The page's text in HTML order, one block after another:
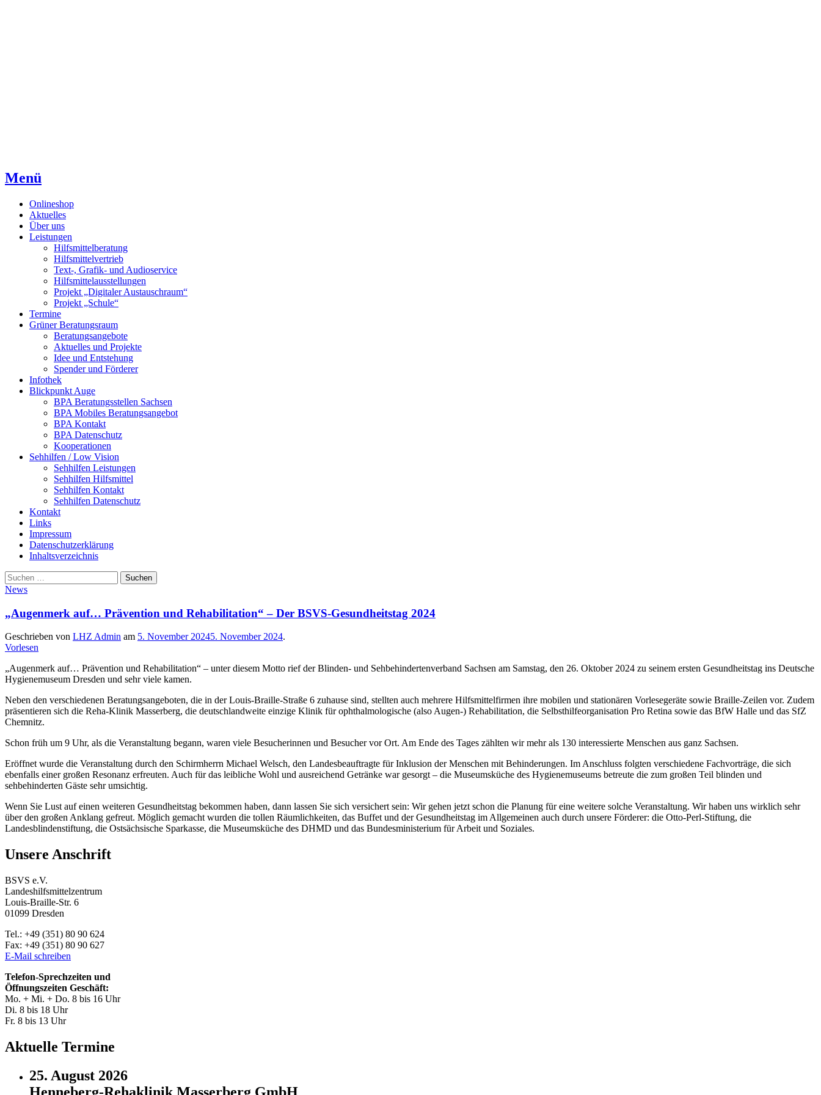
Menü
Onlineshop
Aktuelles
Über uns
Leistungen
Hilfsmittelberatung
Hilfsmittelvertrieb
Text-, Grafik- und Audioservice
Hilfsmittelausstellungen
Projekt „Digitaler Austauschraum“
Projekt „Schule“
Termine
Grüner Beratungsraum
Beratungsangebote
Aktuelles und Projekte
Idee und Entstehung
Spender und Förderer
Infothek
Blickpunkt Auge
BPA Beratungsstellen Sachsen
BPA Mobiles Beratungsangebot
BPA Kontakt
BPA Datenschutz
Kooperationen
Sehhilfen / Low Vision
Sehhilfen Leistungen
Sehhilfen Hilfsmittel
Sehhilfen Kontakt
Sehhilfen Datenschutz
Kontakt
Links
Impressum
Datenschutzerklärung
Inhaltsverzeichnis
Suche
Suchen
nach:
News
„Augenmerk auf… Prävention und Rehabilitation“ – Der BSVS-Gesundheitstag 2024
Geschrieben von LHZ Admin am 5. November 20245. November 2024.
Vorlesen
„Augenmerk auf… Prävention und Rehabilitation“ – unter diesem Motto rief der Blinden- und Sehbehindertenverband Sachsen am Samstag, den 26. Oktober 2024 zu seinem ersten Gesundheitstag ins Deutsche
Hygienemuseum Dresden und sehr viele kamen.
Neben den verschiedenen Beratungsangeboten, die in der Louis-Braille-Straße 6 zuhause sind, stellten auch mehrere Hilfsmittelfirmen ihre mobilen und stationären Vorlesegeräte sowie Braille-Zeilen vor. Zudem
präsentieren sich die Reha-Klinik Masserberg, die deutschlandweite einzige Klinik für ophthalmologische (also Augen-) Rehabilitation, die Selbsthilfeorganisation Pro Retina sowie das BfW Halle und das SfZ
Chemnitz.
Schon früh um 9 Uhr, als die Veranstaltung begann, waren viele Besucherinnen und Besucher vor Ort. Am Ende des Tages zählten wir mehr als 130 interessierte Menschen aus ganz Sachsen.
Eröffnet wurde die Veranstaltung durch den Schirmherrn Michael Welsch, den Landesbeauftragte für Inklusion der Menschen mit Behinderungen. Im Anschluss folgten verschiedene Fachvorträge, die sich
ebenfalls einer großen Resonanz erfreuten. Auch für das leibliche Wohl und ausreichend Getränke war gesorgt – die Museumsküche des Hygienemuseums betreute die zum großen Teil blinden und
sehbehinderten Gäste sehr umsichtig.
Wenn Sie Lust auf einen weiteren Gesundheitstag bekommen haben, dann lassen Sie sich versichert sein: Wir gehen jetzt schon die Planung für eine weitere solche Veranstaltung. Wir haben uns wirklich sehr
über den großen Anklang gefreut. Möglich gemacht wurden die tollen Räumlichkeiten, das Buffet und der Gesundheitstag im Allgemeinen auch durch unsere Förderer: die Otto-Perl-Stiftung, die
Landesblindenstiftung, die Ostsächsische Sparkasse, die Museumsküche des DHMD und das Bundesministerium für Arbeit und Soziales.
Unsere Anschrift
BSVS e.V.
Landeshilfsmittelzentrum
Louis-Braille-Str. 6
01099 Dresden
Tel.: +49 (351) 80 90 624
Fax: +49 (351) 80 90 627
E-Mail schreiben
Telefon-Sprechzeiten und
Öffnungszeiten Geschäft:
Mo. + Mi. + Do. 8 bis 16 Uhr
Di. 8 bis 18 Uhr
Fr. 8 bis 13 Uhr
Aktuelle Termine
25. August 2026